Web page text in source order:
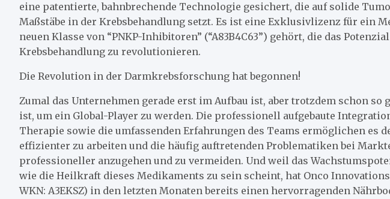
eine patentierte, bahnbrechende Technologie gesichert, die auf solide
Maßstäbe in der Krebsbehandlung setzt. Es ist eine Exklusivlizenz für ein
neuen Klasse von “PNKP-Inhibitoren” (“A83B4C63”) gehört, die das
Krebsbehandlung zu revolutionieren.
Die Revolution in der Darmkrebsforschung hat begonnen!
Zumal das Unternehmen gerade erst im Aufbau ist, aber trotzdem schon so
ist, um ein Global-Player zu werden. Die professionell aufgebaute
Therapie sowie die umfassenden Erfahrungen des Teams ermöglichen es
effizienter zu arbeiten und die häufig auftretenden Problematiken bei
professioneller anzugehen und zu vermeiden. Und weil das
wie die Heilkraft dieses Medikaments zu sein scheint, hat Onco Innovations
WKN: A3EKSZ) in den letzten Monaten bereits einen hervorragenden